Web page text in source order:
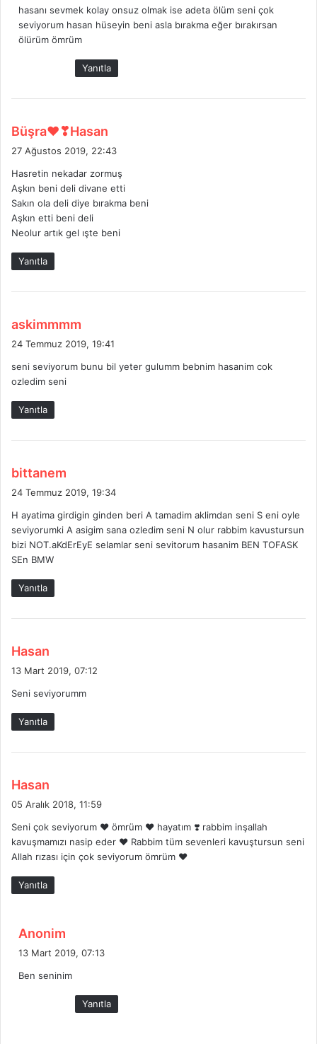
i
k
:
hasanı sevmek kolay onsuz olmak ise adeta ölüm seni çok
seviyorum hasan hüseyin beni asla bırakma eğer bırakırsan
ölürüm ömrüm
Yanıtla
Büşra❤❣Hasan
e
i
k
i
27 Ağustos 2019, 22:43
Hasretin nekadar zormuş
Aşkın beni deli divane etti
Sakın ola deli diye bırakma beni
Aşkın etti beni deli
Neolur artık gel ışte beni
Yanıtla
askimmmm
e
i
24 Temmuz 2019, 19:41
seni seviyorum bunu bil yeter gulumm bebnim hasanim cok
ozledim seni
Yanıtla
bittanem
e
i
k
i
24 Temmuz 2019, 19:34
H ayatima girdigin ginden beri A tamadim aklimdan seni S eni oyle
seviyorumki A asigim sana ozledim seni N olur rabbim kavustursun
bizi NOT.aKdErEyE selamlar seni sevitorum hasanim BEN TOFASK
SEn BMW
Yanıtla
Hasan
e
i
k
i
13 Mart 2019, 07:12
Seni seviyorumm
Yanıtla
Hasan
e
k
i
:
05 Aralık 2018, 11:59
Seni çok seviyorum ❤ ömrüm ♥️ hayatım ❣️ rabbim inşallah
kavuşmamızı nasip eder ♥️ Rabbim tüm sevenleri kavuştursun seni
Allah rızası için çok seviyorum ömrüm ♥️
Yanıtla
Anonim
e
i
13 Mart 2019, 07:13
Ben seninim
Yanıtla